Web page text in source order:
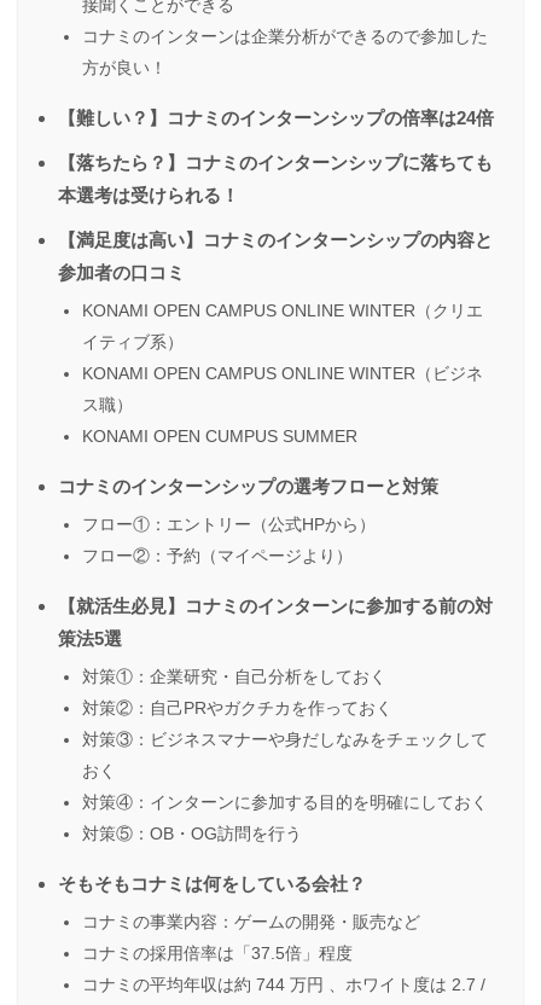
接聞くことができる
コナミのインターンは企業分析ができるので参加した
方が良い！
【難しい？】コナミのインターンシップの倍率は24倍
【落ちたら？】コナミのインターンシップに落ちても
本選考は受けられる！
【満足度は高い】コナミのインターンシップの内容と
参加者の口コミ
KONAMI OPEN CAMPUS ONLINE WINTER（クリエ
イティブ系）
KONAMI OPEN CAMPUS ONLINE WINTER（ビジネ
ス職）
KONAMI OPEN CUMPUS SUMMER
コナミのインターンシップの選考フローと対策
フロー①：エントリー（公式HPから）
フロー②：予約（マイページより）
【就活生必見】コナミのインターンに参加する前の対
策法5選
対策①：企業研究・自己分析をしておく
対策②：自己PRやガクチカを作っておく
対策③：ビジネスマナーや身だしなみをチェックして
おく
対策④：インターンに参加する目的を明確にしておく
対策⑤：OB・OG訪問を行う
そもそもコナミは何をしている会社？
コナミの事業内容：ゲームの開発・販売など
コナミの採用倍率は「37.5倍」程度
コナミの平均年収は約 744 万円 、ホワイト度は 2.7 /